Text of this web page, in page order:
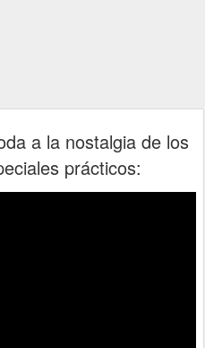
a la nostalgia de los
prácticos: